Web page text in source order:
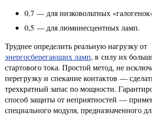
0,7 — для низковольтных
0,5 — для люминесцентных ламп.
Труднее определить реальную нагрузку от
энергосберегающих ламп, в силу их
стартового тока. Простой метод, не
перегрузку и спекание контактов —
трехкратный запас по мощности.
способ защиты от неприятностей —
специального модуля, предназначенного